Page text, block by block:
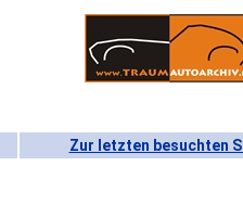
Zur letzten besuchten